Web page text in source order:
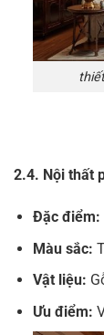
2.4. Nội thất
Đặc điểm:
Màu sắc:
Vật liệu:
Ưu điểm: